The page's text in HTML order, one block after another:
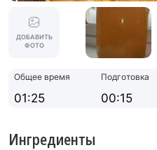
ДОБАВИТЬ
ФОТО
Общее время
01:25
Подготовка
00:15
Ингредиенты